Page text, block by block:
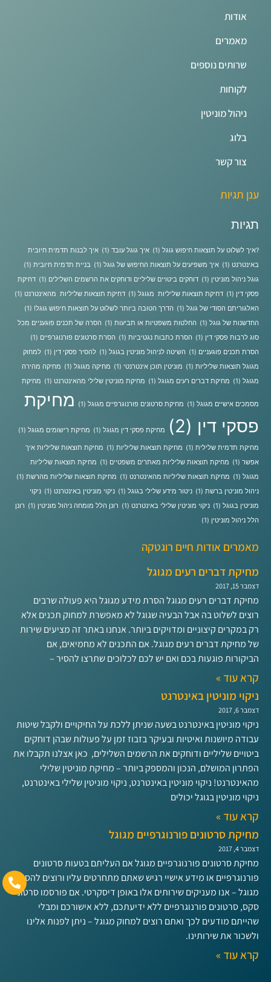
אודות
מאמרים
שרותים נוספים
לקוחות
ניהול מוניטין
בלוג
צור קשר
ענן תגיות
תגיות
?איך לשלוט על תוצאות חיפוש גוגל (1) איך גוגל עובד (1)
איך לבנות תדמית חיובית
באינטרנט (1) איך משפיעים על תוצאות החיפוש של גוגל (1) בניית תדמית חיובית (1)
גוגל ניהול מוניטין (1) דוחקים ביטויים שליליים ודוחקים את הרשמים השלילים (1)
דחיקת
פסקי דין (1) דחיקת תוצאות שליליות מגוגל (1) דחיקת תוצאות שליליות מהאינטרנט (1)
האלגוריתם הסודי של גוגל (1) הדרך הטובה ביותר לשלוט על תוצאות חיפוש גוגל! (1)
החדשנות של גוגל (1) החלטות משפטיות או תביעות (1)
הסרה של תכנים פוגעניים מכל
סוג לרבות פסקי דין (1) הסרת כתבות נגטיביות (1) הסרת סרטונים פורנוגרפיים (1)
הסרת תכנים פוגעניים (1) השיטה לניהול מוניטין בגוגל (1) להסיר פסקי דין (1)
למחוק
מגוגל תוצאות שליליות (1) מוניטין תוכן אינטרנטי (1) מחיקה מגוגל (1)
מחיקה מהירה
מגוגל (1) מחיקת דברים רעים מגוגל (1) מחיקת מוניטין שלילי מהאינטרנט (1) מחיקת
מסמכים אישיים מגוגל (1) מחיקת סרטונים פורנוגרפיים מגוגל (1)
מחיקת
פסקי דין (2) מחיקת פסקי דין מגוגל (1) מחיקת רישומים מגוגל (1)
מחיקת תדמית שלילית (1) מחיקת תוצאות שליליות (1)
מחיקת תוצאות שליליות איך
אפשר (1) מחיקת תוצאות שליליות מאתרים משפטיים (1)
מחיקת תוצאות שליליות
מגוגל (1) מחיקת תוצאות שליליות מהאינטרנט (1) מחיקת תוצאות שליליות מהרשת (1)
ניהול מוניטין ברשת (1) ניטור מידע שלילי בגוגל (1) ניקוי מוניטין באינטרנט (1)
ניקוי
מוניטין בגוגל (1) ניקוי מוניטין שלילי באינטרנט (1) רונן הלל מומחה ניהול מוניטין (1)
רונן
הלל ניהול מוניטין (1)
מאמרים אודות חיים רוגטקה
מחיקת דברים רעים מגוגל
דצמבר 15, 2017
מחיקת דברים רעים מגוגל הסרת מידע מגוגל היא פעולה שרבים
רוצים לשלוט בה אבל הבעיה שגוגל לא מאפשרת למחוק תכנים אלא
רק במקרים קיצוניים ומדויקים ביותר. אנחנו באתר זה מציעים שירות
של מחיקת דברים רעים מגוגל. אם התכנים לא מחמיאים, אם
הביקורות פוגעות בכם ואם יש לכם לכלוכים שתרצו להסיר –
קרא עוד »
ניקוי מוניטין באינטרנט
דצמבר 6, 2017
ניקוי מוניטין באינטרנט בשעה שניתן ללכת על החיקויים ולקבל שיטות
עבודה מיושנות ואיטיות ובעיקר בזבוז זמן על פעולות שבהן דוחקים
ביטויים שליליים ודוחקים את הרשמים השלילים, כאן אצלנו תקבלו את
הפתרון המושלם, הנכון והמספק ביותר – מחיקת מוניטין שלילי
מהאינטרנט! ניקוי מוניטין באינטרנט, ניקוי מוניטין שלילי באינטרנט,
ניקוי מוניטין בגוגל יכולים
קרא עוד »
מחיקת סרטונים פורנוגרפיים מגוגל
דצמבר 4, 2017
מחיקת סרטונים פורנוגרפיים מגוגל אם העליתם בטעות סרטונים
פורנוגרפיים או מידע אישיי רגיש שאתם מתחרטים עליו ורוצים להסיר
מגוגל – אנו מעניקים שירותים אלו באופן דיסקרטי. אם פורסמו סרטוני
סקס, סרטונים פורנוגרפיים ללא ידיעתכם, ללא אישורכם ומבלי
שהייתם מודעים לכך ואתם רוצים למחוק מגוגל – ניתן לפנות אלינו
ולשכור את שירותינו.
קרא עוד »